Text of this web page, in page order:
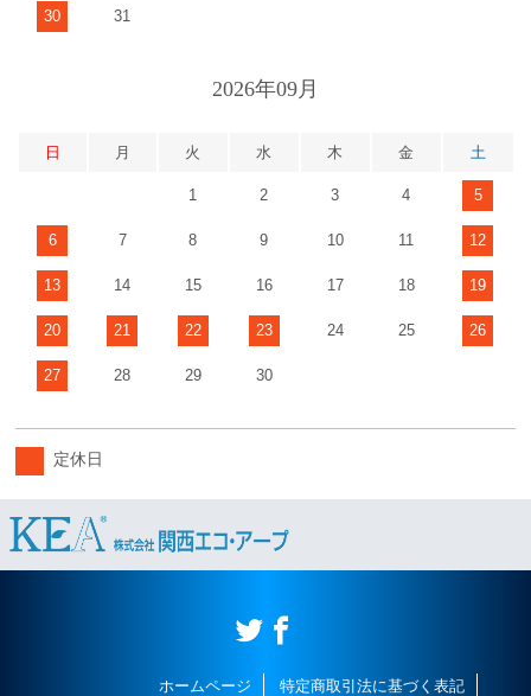
30 31
2026年09月
日 月 火 水 木 金 土
1 2 3 4 5
6 7 8 9 10 11 12
13 14 15 16 17 18 19
20 21 22 23 24 25 26
27 28 29 30
定休日
ホームページ 特定商取引法に基づく表記